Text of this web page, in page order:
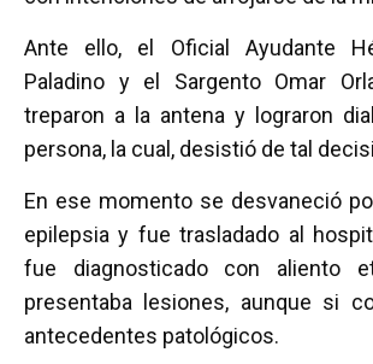
Ante ello, el Oficial Ayudante
Paladino y el Sargento Omar
treparon a la antena y lograron
persona, la cual, desistió de tal
En ese momento se desvaneció
epilepsia y fue trasladado al
fue diagnosticado con aliento
presentaba lesiones, aunque si
antecedentes patológicos.